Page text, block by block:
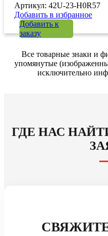
Артикул: 42U-23-H0R57
Добавить в избранное
Добавить к
заказу
Все товарные знаки и
упомянутые
исключительно
ГДЕ НАС